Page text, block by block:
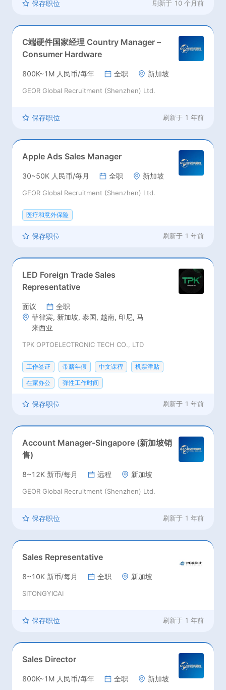
保存职位 刷新于 10 个月前
C端硬件国家经理 Country Manager –
Consumer Hardware
800K~1M 人民币/每年 全职 新加坡
GEOR Global Recruitment (Shenzhen) Ltd.
保存职位 刷新于 1 年前
Apple Ads Sales Manager
30~50K 人民币/每月 全职 新加坡
GEOR Global Recruitment (Shenzhen) Ltd.
医疗和意外保险
保存职位 刷新于 1 年前
LED Foreign Trade Sales
Representative
面议
全职
菲律宾, 新加坡, 泰国, 越南, 印尼, 马
来西亚
TPK OPTOELECTRONIC TECH CO., LTD
工作签证 带薪年假 中文课程 机票津贴
在家办公 弹性工作时间
保存职位 刷新于 1 年前
Account Manager-Singapore (新加坡销
售)
8~12K 新币/每月 远程 新加坡
GEOR Global Recruitment (Shenzhen) Ltd.
保存职位 刷新于 1 年前
Sales Representative
8~10K 新币/每月 全职 新加坡
SITONGYICAI
保存职位 刷新于 1 年前
Sales Director
800K~1M 人民币/每年 全职 新加坡